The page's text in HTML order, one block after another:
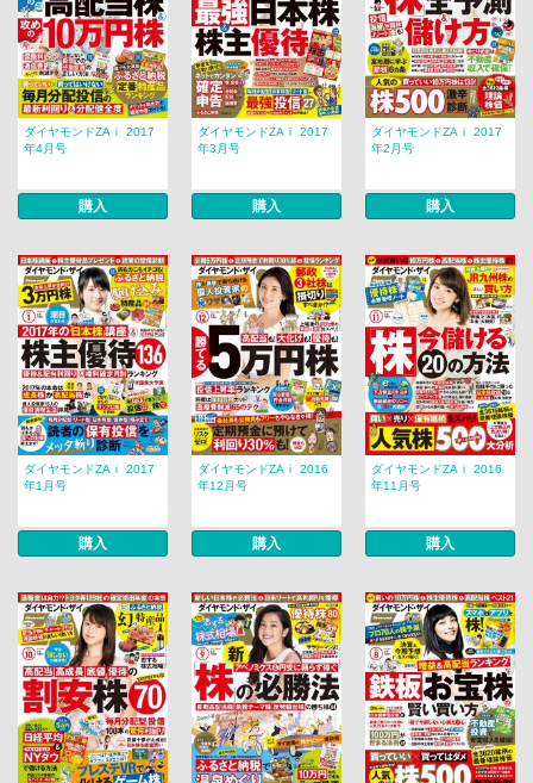
ダイヤモンドZAｉ 2017
年4月号
購入
ダイヤモンドZAｉ 2017
年3月号
購入
ダイヤモンドZAｉ 2017
年2月号
購入
ダイヤモンドZAｉ 2017
年1月号
購入
ダイヤモンドZAｉ 2016
年12月号
購入
ダイヤモンドZAｉ 2016
年11月号
購入